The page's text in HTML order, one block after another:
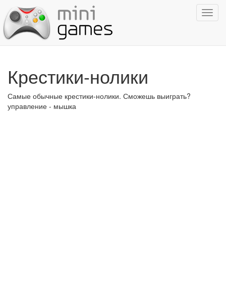
Крестики-нолики
Самые обычные крестики-нолики. Сможешь выиграть?
управление - мышка